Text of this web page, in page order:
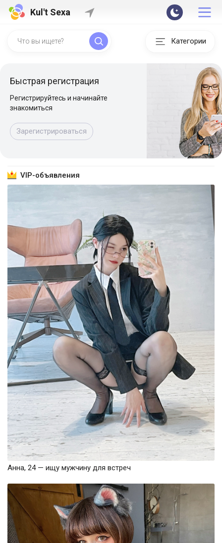
Kul't Sexa
Категории
Быстрая регистрация
Регистрируйтесь и начинайте
знакомиться
Зарегистрироваться
VIP-объявления
Анна, 24 — ищу мужчину для встреч